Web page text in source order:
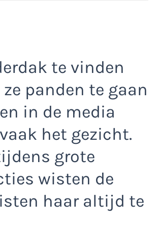
te vinden
panden te gaan
in de media
het gezicht.
grote
wisten de
haar altijd te